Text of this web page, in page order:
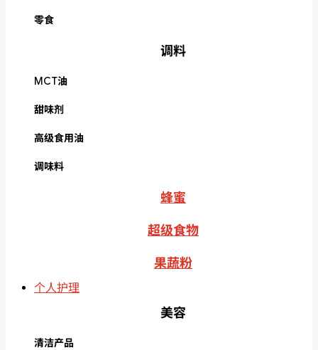
零食
调料
MCT油
甜味剂
高级食用油
调味料
蜂蜜
超级食物
果蔬粉
个人护理
美容
清洁产品